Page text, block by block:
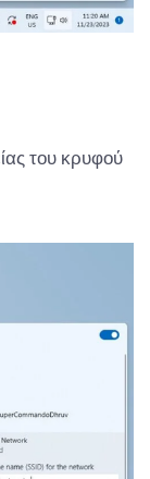
του κρυφού